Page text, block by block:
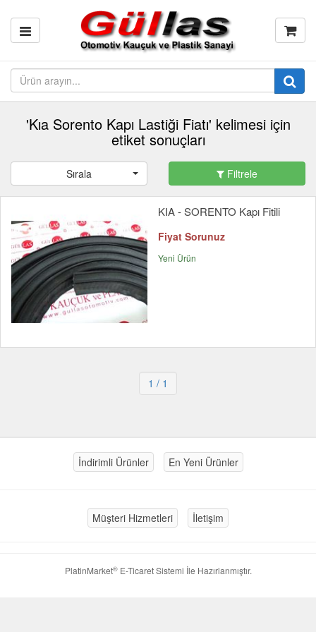
'Kıa Sorento Kapı Lastiği Fiatı' kelimesi için
etiket sonuçları
Sırala Filtrele
KIA - SORENTO Kapı Fitili
Fiyat Sorunuz
Yeni Ürün
1 / 1
İndirimli Ürünler En Yeni Ürünler
Müşteri Hizmetleri İletişim
PlatinMarket®E-Ticaret Sistemi İle Hazırlanmıştır.